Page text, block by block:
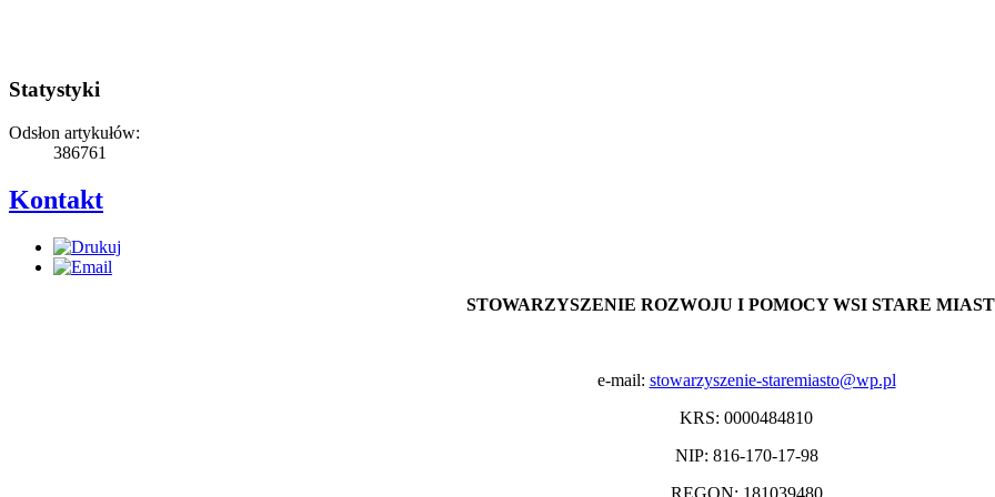
Statystyki
Odsłon artykułów:
386761
Kontakt
STOWARZYSZENIE ROZWOJU I POMOCY WSI STARE
e-mail: stowarzyszenie-staremiasto@wp.pl
KRS: 0000484810
NIP: 816-170-17-98
REGON: 181039480